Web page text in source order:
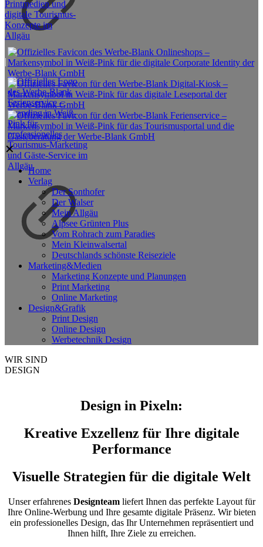
|
✕
Home
Verlag
Der Sonthofer
Der Walser
Mein Allgäu
Alpsee Grünten Plus
Vom Rohrach zum Paradies
Mein Kleinwalsertal
Deutschlands schönste Reiseziele
Marketing&Medien
Marketing Konzepte und Planungen
Print Marketing
Online Marketing
Design&Grafik
Print Design
Online Design
Werbetechnik Design
WIR SIND
DESIGN
Design in Pixeln:
Kreative Exzellenz für Ihre digitale
Performance
Visuelle Strategien für die digitale Welt
Unser erfahrenes Designteamliefert Ihnen das perfekte Layout für
Ihre Online-Werbung und Ihre gesamte digitale Präsenz. Wir bieten
ein professionelles Design, das Ihr Unternehmen repräsentiert und
Ihnen hilft, Ihre Ziele zu erreichen.